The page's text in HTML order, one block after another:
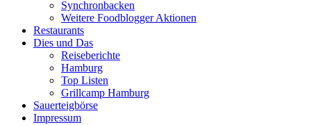
Synchronbacken
Weitere Foodblogger Aktionen
Restaurants
Dies und Das
Reiseberichte
Hamburg
Top Listen
Grillcamp Hamburg
Sauerteigbörse
Impressum